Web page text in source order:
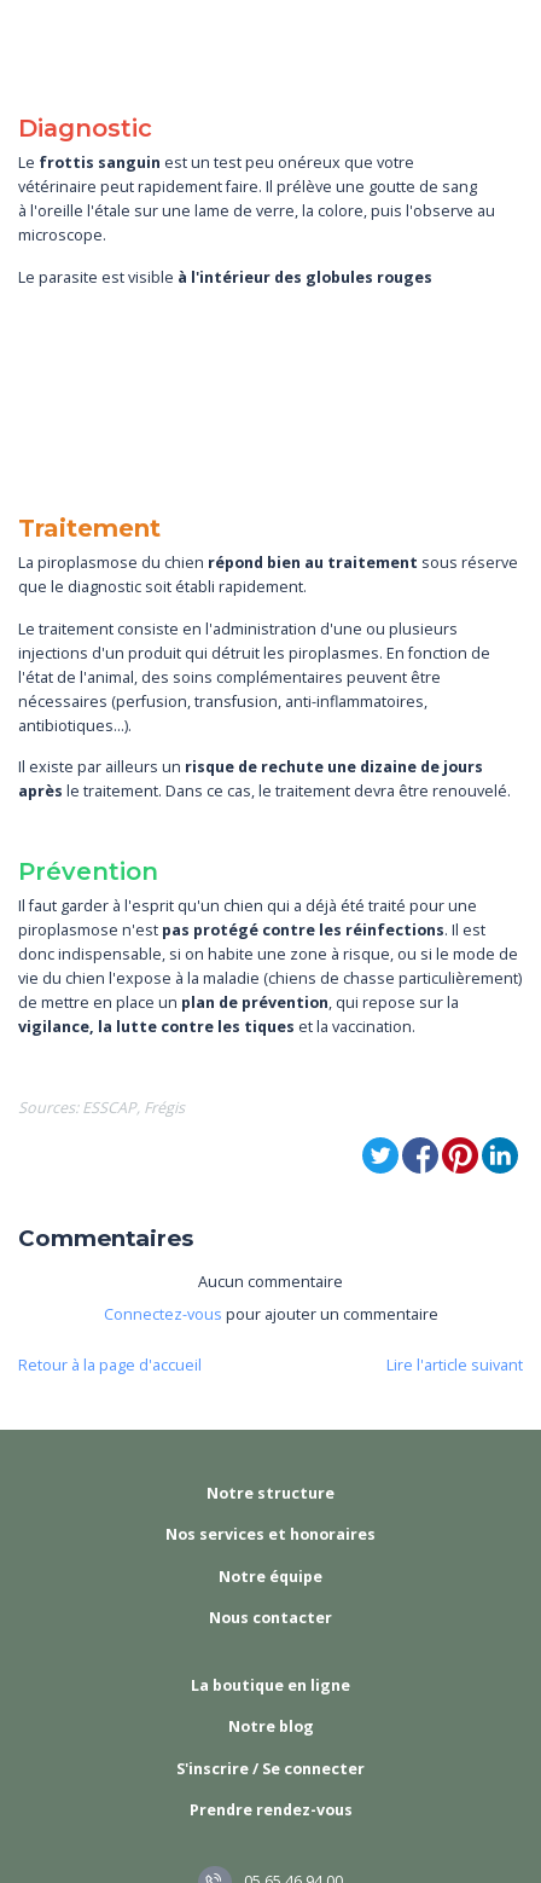
Diagnostic
Le frottis sanguin est un test peu onéreux que votre
vétérinaire peut rapidement faire. Il prélève une goutte de sang
à l'oreille l'étale sur une lame de verre, la colore, puis l'observe au
microscope.
Le parasite est visible à l'intérieur des globules rouges
Traitement
La piroplasmose du chien répond bien au traitement sous réserve
que le diagnostic soit établi rapidement.
Le traitement consiste en l'administration d'une ou plusieurs
injections d'un produit qui détruit les piroplasmes. En fonction de
l'état de l'animal, des soins complémentaires peuvent être
nécessaires (perfusion, transfusion, anti-inflammatoires,
antibiotiques…).
Il existe par ailleurs un risque de rechute une dizaine de jours
après le traitement. Dans ce cas, le traitement devra être renouvelé.
Prévention
Il faut garder à l'esprit qu'un chien qui a déjà été traité pour une
piroplasmose n'est pas protégé contre les réinfections. Il est
donc indispensable, si on habite une zone à risque, ou si le mode de
vie du chien l'expose à la maladie (chiens de chasse particulièrement)
de mettre en place un plan de prévention, qui repose sur la
vigilance, la lutte contre les tiques et la vaccination.
Sources: ESSCAP, Frégis
Commentaires
Aucun commentaire
Connectez-vous pour ajouter un commentaire
Retour à la page d'accueil Lire l'article suivant
Notre structure
Nos services et honoraires
Notre équipe
Nous contacter
La boutique en ligne
Notre blog
S'inscrire / Se connecter
Prendre rendez-vous